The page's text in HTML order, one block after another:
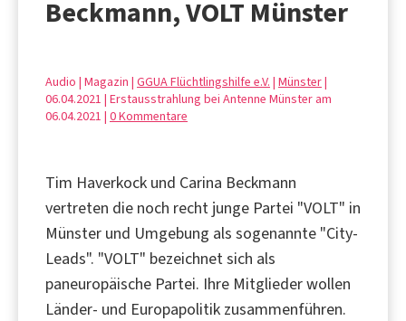
Beckmann, VOLT Münster
Audio | Magazin | GGUA Flüchtlingshilfe e.V. | Münster|
06.04.2021 | Erstausstrahlung bei Antenne Münster am
06.04.2021 | 0 Kommentare
Tim Haverkock und Carina Beckmann
vertreten die noch recht junge Partei "VOLT" in
Münster und Umgebung als sogenannte "City-
Leads". "VOLT" bezeichnet sich als
paneuropäische Partei. Ihre Mitglieder wollen
Länder- und Europapolitik zusammenführen.